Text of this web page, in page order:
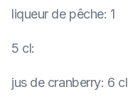
liqueur de pêche: 1
5 cl:
jus de cranberry: 6 cl